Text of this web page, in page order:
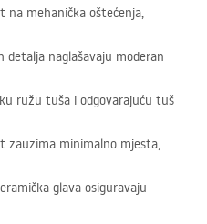
na mehanička oštećenja,
detalja naglašavaju moderan
ružu tuša i odgovarajuću tuš
zauzima minimalno mjesta,
glava osiguravaju